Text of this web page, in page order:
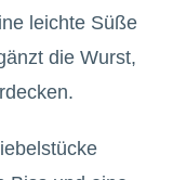
leichte Süße
die Wurst,